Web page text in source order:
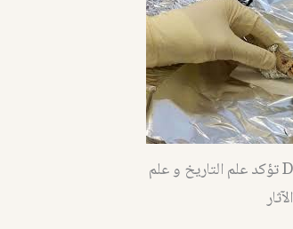
طبعاً فحوص ال DNA تؤكد علم التاريخ و علم
الآثار